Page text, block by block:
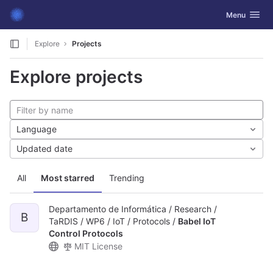
Skip to content
GitLab Toggle
Menu
Explore Projects
Explore projects
All Most starred Trending
Language
Updated date
B
Departamento de Informática / Research /
TaRDIS / WP6 / IoT / Protocols / Babel IoT
Control Protocols
MIT License